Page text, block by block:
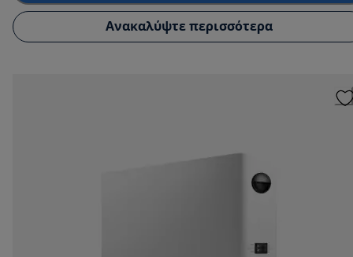
Ανακαλύψτε περισσότερα